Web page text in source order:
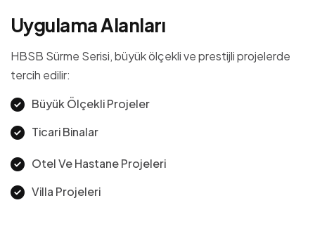
UygulamaAlanları
HBSB Sürme Serisi, büyük ölçekli ve prestijli projelerde
tercih edilir:
Büyük Ölçekli Projeler
Ticari Binalar
Otel Ve Hastane Projeleri
Villa Projeleri